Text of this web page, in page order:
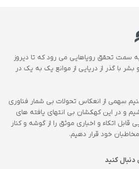
سمت تحقق رویاهایی می رود که تا دیروز
با گذر از دریایی از موانع یک به یک در
سهمی از انعکاس تحولات بی شمار فناوری
و در این کهکشان بی انتهای یافته های
اتکاء و اخباری موثق را از گوشه و کنار
مخاطبان خود قرار دهیم.
کنید